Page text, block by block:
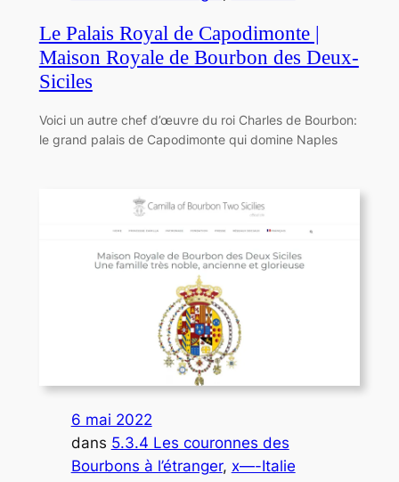
Le Palais Royal de Capodimonte |
Maison Royale de Bourbon des Deux-
Siciles
Voici un autre chef d’œuvre du roi Charles de Bourbon:
le grand palais de Capodimonte qui domine Naples
6 mai 2022
dans 5.3.4 Les couronnes des
Bourbons à l’étranger, x—-Italie